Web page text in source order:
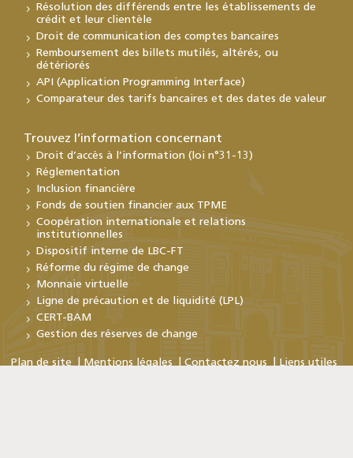
Résolution des différends entre les établissements de
crédit et leur clientèle
Droit de communication des comptes bancaires
Remboursement des billets mutilés, altérés, ou
détériorés
API (Application Programming Interface)
Comparateur des tarifs bancaires et des dates de valeur
Trouvez l’information concernant
Droit d’accès à l’information (loi n°31-13)
Réglementation
Inclusion financière
Fonds de soutien financier aux TPME
Coopération internationale et relations
institutionnelles
Dispositif interne de LBC-FT
Réforme du régime de change
Monnaie virtuelle
Ligne de précaution et de liquidité (LPL)
CERT-BAM
Gestion des réserves de change
Plan de site Mentions légales Contactez nous Liens utiles